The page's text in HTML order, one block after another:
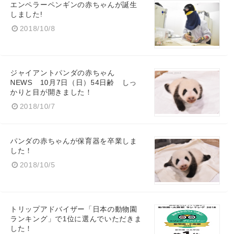
エンペラーペンギンの赤ちゃんが誕生
しました!
2018/10/8
ジャイアントパンダの赤ちゃん
NEWS 10月7日（日）54日齢 しっ
かりと目が開きました！
2018/10/7
パンダの赤ちゃんが保育器を卒業しま
した！
2018/10/5
トリップアドバイザー「日本の動物園
ランキング」で1位に選んでいただきま
した！